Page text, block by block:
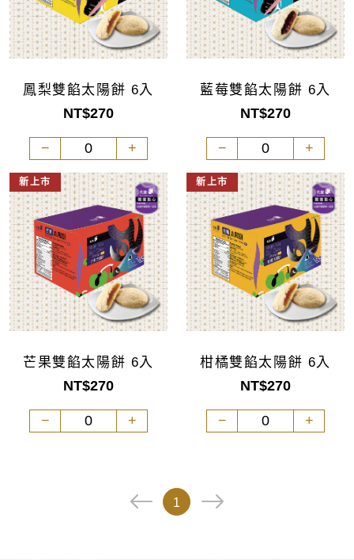
鳳梨雙餡太陽餅 6入
NT$270
− +
藍莓雙餡太陽餅 6入
NT$270
− +
新上市
芒果雙餡太陽餅 6入
NT$270
− +
新上市
柑橘雙餡太陽餅 6入
NT$270
− +
1